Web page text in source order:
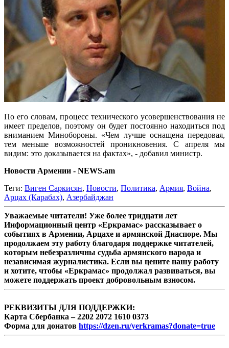
По его словам, процесс технического усовершенствования не
имеет пределов, поэтому он будет постоянно находиться под
вниманием Минобороны. «Чем лучше оснащена передовая,
тем меньше возможностей проникновения. С апреля мы
видим: это доказывается на фактах», - добавил министр.
Новости Армении - NEWS.am
Теги: Виген Саркисян, Новости, Политика, Армия, Война,
Арцах (Карабах), Азербайджан
Уважаемые читатели! Уже более тридцати лет
Информационный центр «Еркрамас» рассказывает о
событиях в Армении, Арцахе и армянской Диаспоре. Мы
продолжаем эту работу благодаря поддержке читателей,
которым небезразличны судьба армянского народа и
независимая журналистика. Если вы цените нашу работу
и хотите, чтобы «Еркрамас» продолжал развиваться, вы
можете поддержать проект добровольным взносом.
РЕКВИЗИТЫ ДЛЯ ПОДДЕРЖКИ:
Карта Сбербанка – 2202 2072 1610 0373
Форма для донатов https://dzen.ru/yerkramas?donate=true